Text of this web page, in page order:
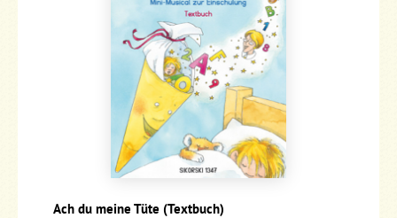
Ach du meine Tüte (Textbuch)